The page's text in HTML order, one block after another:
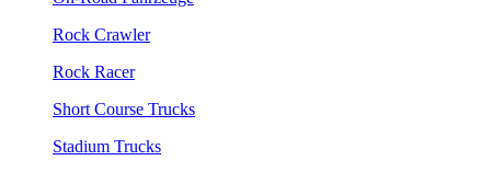
Rock Crawler
Rock Racer
Short Course Trucks
Stadium Trucks